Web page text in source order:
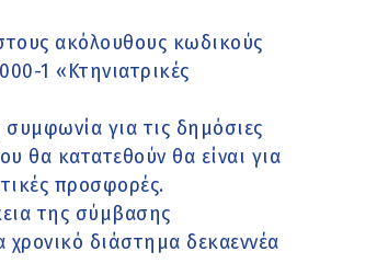
ακόλουθους κωδικούς
1 «Κτηνιατρικές
για τις δημόσιες
θα κατατεθούν θα είναι για
προσφορές.
της σύμβασης
διάστημα δεκαεννέα